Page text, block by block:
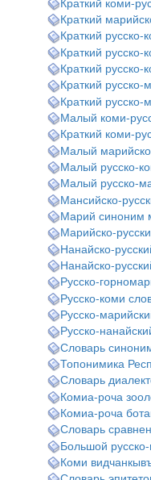
Краткий
Краткий
Краткий
Краткий
Краткий
Краткий
Малый коми-
Краткий коми-
Малый
Малый русско-
Малый русско-
Мансийско-
Марий синоним
Марийско-
Нанайско-
Нанайско-
Русско-
Русско-коми
Русско-
Русско-
Словарь
Топонимика
Словарь
Комиа-роча
Комиа-роча
Словарь
Большой
Коми